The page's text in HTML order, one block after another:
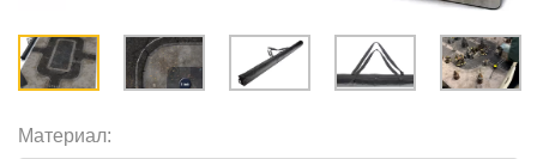
Материал: